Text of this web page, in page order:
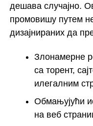
дешава случајно.
промовишу путем
дизајнираних да
Злонамерне
са торент,
илегалним
Обмањујући
на веб